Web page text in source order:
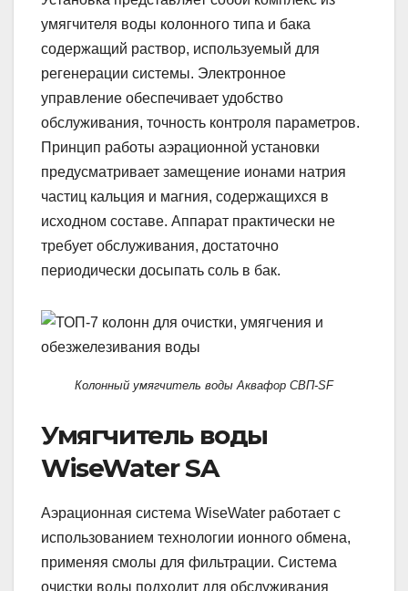
умягчителя воды колонного типа и бака
содержащий раствор, используемый для
регенерации системы. Электронное
управление обеспечивает удобство
обслуживания, точность контроля параметров.
Принцип работы аэрационной установки
предусматривает замещение ионами натрия
частиц кальция и магния, содержащихся в
исходном составе. Аппарат практически не
требует обслуживания, достаточно
периодически досыпать соль в бак.
Колонный умягчитель воды Аквафор СВП-SF
Умягчитель воды
WiseWater SA
Аэрационная система WiseWater работает с
использованием технологии ионного обмена,
применяя смолы для фильтрации. Система
очистки воды подходит для обслуживания